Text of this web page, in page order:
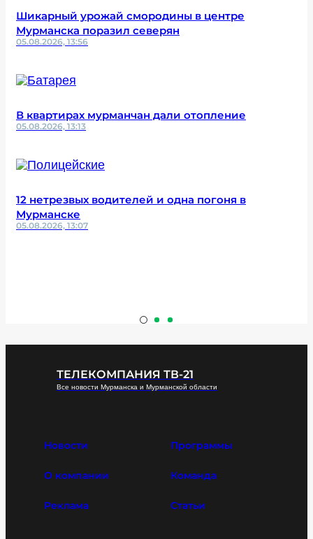
Шикарный урожай смородины в центре
Мурманска поразил северян
05.08.2026, 13:56
В квартирах мурманчан дали отопление
05.08.2026, 13:13
12 нетрезвых водителей и одна погоня в
Мурманске
05.08.2026, 13:07
ТЕЛЕКОМПАНИЯ ТВ-21
Все новости Мурманска и Мурманской области
Новости Программы
О компании Команда
Реклама Статьи